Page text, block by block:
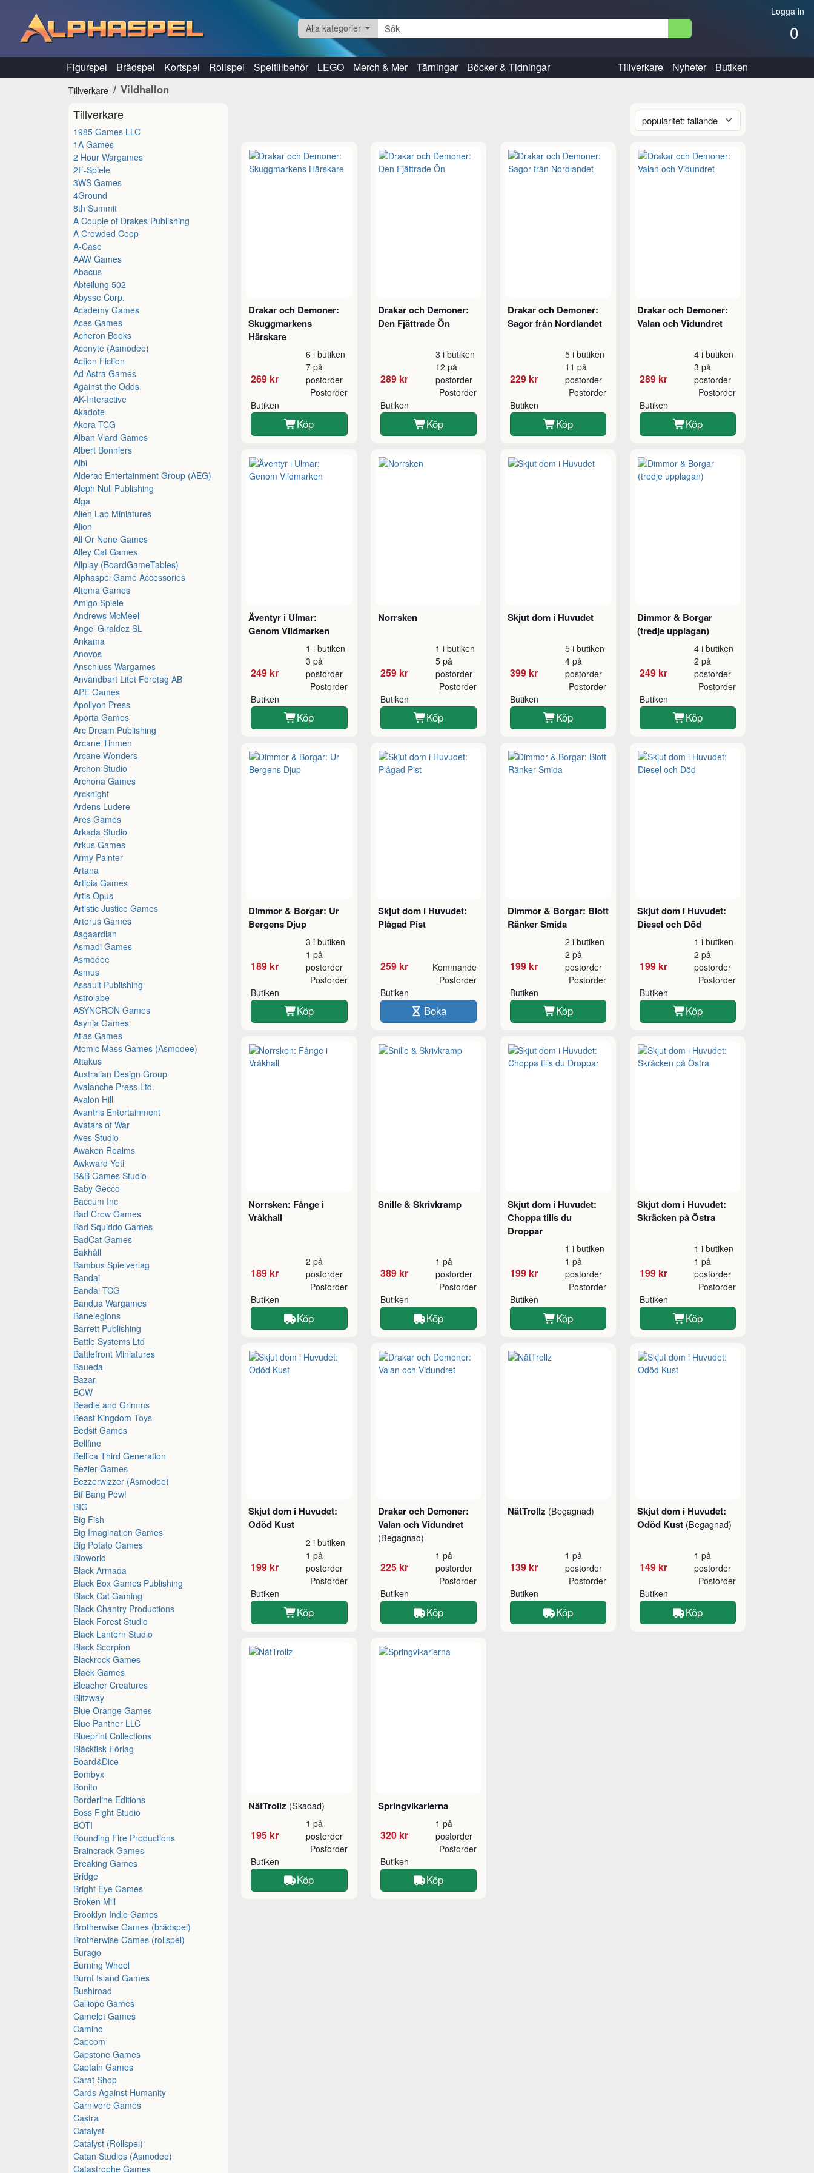
Logga in
0
Alla kategorier
Figurspel Brädspel Kortspel Rollspel Speltillbehör LEGO Merch & Mer Tärningar Böcker & Tidningar Tillverkare Nyheter Butiken
Tillverkare Vildhallon
Tillverkare
1985 Games LLC
1A Games
2 Hour Wargames
2F-Spiele
3WS Games
4Ground
8th Summit
A Couple of Drakes Publishing
A Crowded Coop
A-Case
AAW Games
Abacus
Abteilung 502
Abysse Corp.
Academy Games
Aces Games
Acheron Books
Aconyte (Asmodee)
Action Fiction
Ad Astra Games
Against the Odds
AK-Interactive
Akadote
Akora TCG
Alban Viard Games
Albert Bonniers
Albi
Alderac Entertainment Group (AEG)
Aleph Null Publishing
Alga
Alien Lab Miniatures
Alion
All Or None Games
Alley Cat Games
Allplay (BoardGameTables)
Alphaspel Game Accessories
Altema Games
Amigo Spiele
Andrews McMeel
Angel Giraldez SL
Ankama
Anovos
Anschluss Wargames
Användbart Litet Företag AB
APE Games
Apollyon Press
Aporta Games
Arc Dream Publishing
Arcane Tinmen
Arcane Wonders
Archon Studio
Archona Games
Arcknight
Ardens Ludere
Ares Games
Arkada Studio
Arkus Games
Army Painter
Artana
Artipia Games
Artis Opus
Artistic Justice Games
Artorus Games
Asgaardian
Asmadi Games
Asmodee
Asmus
Assault Publishing
Astrolabe
ASYNCRON Games
Asynja Games
Atlas Games
Atomic Mass Games (Asmodee)
Attakus
Australian Design Group
Avalanche Press Ltd.
Avalon Hill
Avantris Entertainment
Avatars of War
Aves Studio
Awaken Realms
Awkward Yeti
B&B Games Studio
Baby Gecco
Baccum Inc
Bad Crow Games
Bad Squiddo Games
BadCat Games
Bakhåll
Bambus Spielverlag
Bandai
Bandai TCG
Bandua Wargames
Banelegions
Barrett Publishing
Battle Systems Ltd
Battlefront Miniatures
Baueda
Bazar
BCW
Beadle and Grimms
Beast Kingdom Toys
Bedsit Games
Bellfine
Bellica Third Generation
Bezier Games
Bezzerwizzer (Asmodee)
Bif Bang Pow!
BIG
Big Fish
Big Imagination Games
Big Potato Games
Bioworld
Black Armada
Black Box Games Publishing
Black Cat Gaming
Black Chantry Productions
Black Forest Studio
Black Lantern Studio
Black Scorpion
Blackrock Games
Blaek Games
Bleacher Creatures
Blitzway
Blue Orange Games
Blue Panther LLC
Blueprint Collections
Bläckfisk Förlag
Board&Dice
Bombyx
Bonito
Borderline Editions
Boss Fight Studio
BOTI
Bounding Fire Productions
Braincrack Games
Breaking Games
Bridge
Bright Eye Games
Broken Mill
Brooklyn Indie Games
Brotherwise Games (brädspel)
Brotherwise Games (rollspel)
Burago
Burning Wheel
Burnt Island Games
Bushiroad
Calliope Games
Camelot Games
Camino
Capcom
Capstone Games
Captain Games
Carat Shop
Cards Against Humanity
Carnivore Games
Castra
Catalyst
Catalyst (Rollspel)
Catan Studios (Asmodee)
Catastrophe Games
Drakar och Demoner:
Skuggmarkens
Härskare
269 kr
6 i butiken
7 på
postorder
Butiken
Postorder
Köp
Drakar och Demoner:
Den Fjättrade Ön
289 kr
3 i butiken
12 på
postorder
Butiken
Postorder
Köp
Drakar och Demoner:
Sagor från Nordlandet
229 kr
5 i butiken
11 på
postorder
Butiken
Postorder
Köp
Drakar och Demoner:
Valan och Vidundret
289 kr
4 i butiken
3 på
postorder
Butiken
Postorder
Köp
Äventyr i Ulmar:
Genom Vildmarken
249 kr
1 i butiken
3 på
postorder
Butiken
Postorder
Köp
Norrsken
259 kr
1 i butiken
5 på
postorder
Butiken
Postorder
Köp
Skjut dom i Huvudet
399 kr
5 i butiken
4 på
postorder
Butiken
Postorder
Köp
Dimmor & Borgar
(tredje upplagan)
249 kr
4 i butiken
2 på
postorder
Butiken
Postorder
Köp
Dimmor & Borgar: Ur
Bergens Djup
189 kr
3 i butiken
1 på
postorder
Butiken
Postorder
Köp
Skjut dom i Huvudet:
Plågad Pist
259 kr Kommande
Butiken
Postorder
Boka
Dimmor & Borgar: Blott
Ränker Smida
199 kr
2 i butiken
2 på
postorder
Butiken
Postorder
Köp
Skjut dom i Huvudet:
Diesel och Död
199 kr
1 i butiken
2 på
postorder
Butiken
Postorder
Köp
Norrsken: Fånge i
Vråkhall
189 kr
2 på
postorder
Butiken
Postorder
Köp
Snille & Skrivkramp
389 kr
1 på
postorder
Butiken
Postorder
Köp
Skjut dom i Huvudet:
Choppa tills du
Droppar
199 kr
1 i butiken
1 på
postorder
Butiken
Postorder
Köp
Skjut dom i Huvudet:
Skräcken på Östra
199 kr
1 i butiken
1 på
postorder
Butiken
Postorder
Köp
Skjut dom i Huvudet:
Odöd Kust
199 kr
2 i butiken
1 på
postorder
Butiken
Postorder
Köp
Drakar och Demoner:
Valan och Vidundret
(Begagnad)
225 kr
1 på
postorder
Butiken
Postorder
Köp
NätTrollz (Begagnad)
139 kr
1 på
postorder
Butiken
Postorder
Köp
Skjut dom i Huvudet:
Odöd Kust (Begagnad)
149 kr
1 på
postorder
Butiken
Postorder
Köp
NätTrollz (Skadad)
195 kr
1 på
postorder
Butiken
Postorder
Köp
Springvikarierna
320 kr
1 på
postorder
Butiken
Postorder
Köp